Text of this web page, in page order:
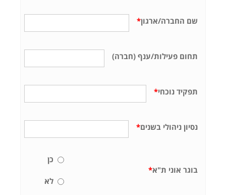
*שם החברה/ארגון
תחום פעילות/ענף (חברה)
*תפקיד נוכחי
*נסיון ניהולי בשנים
*בוגר אוני ת"א
כן
לא